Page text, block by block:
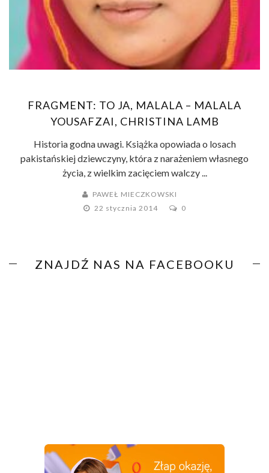
FRAGMENT: TO JA, MALALA – MALALA
YOUSAFZAI, CHRISTINA LAMB
Historia godna uwagi. Książka opowiada o losach
pakistańskiej dziewczyny, która z narażeniem własnego
życia, z wielkim zacięciem walczy ...
PAWEŁ MIECZKOWSKI
22 stycznia 2014
0
ZNAJDŹ NAS NA FACEBOOKU